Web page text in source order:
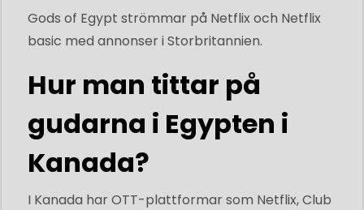
Gods of Egypt strömmar på Netflix och Netflix
basic med annonser i Storbritannien.
Hur man tittar på
gudarna i Egypten i
Kanada?
I Kanada har OTT-plattformar som Netflix, Club